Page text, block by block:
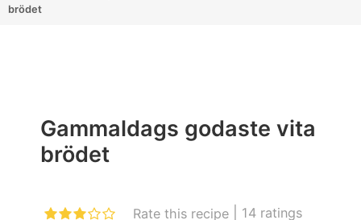
brödet
Gammaldags godaste vita
brödet
Rate this recipe 14 ratings